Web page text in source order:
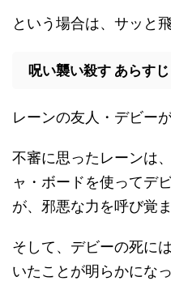
という場合は、サッと
呪い襲い殺す あらすじ
レーンの友人・デビー
不審に思ったレーンは
ャ・ボードを使ってデ
が、邪悪な力を呼び覚
そして、デビーの死に
いたことが明らかになっ